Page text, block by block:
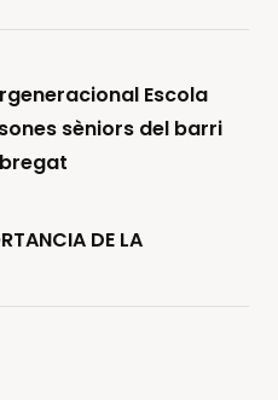
Escola
sèniors del barri
DE LA